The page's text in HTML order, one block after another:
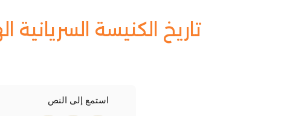
تاريخ الكنيسة السريانية
استمع إلى النص